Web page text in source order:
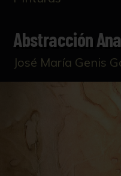
Abstracción
José María Genis